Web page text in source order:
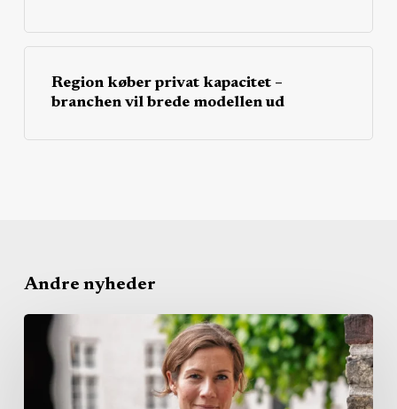
Region køber privat kapacitet –
branchen vil brede modellen ud
Andre nyheder
Dansk
Erhverv